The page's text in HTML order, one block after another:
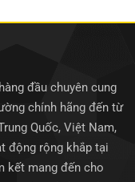
đầu chuyên cung
chính hãng đến từ
Quốc, Việt Nam,
động rộng khắp tại
kết mang đến cho